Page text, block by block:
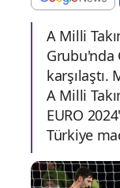
A Milli
Grubu'nda
karşılaştı.
A Milli
EURO
Türkiye